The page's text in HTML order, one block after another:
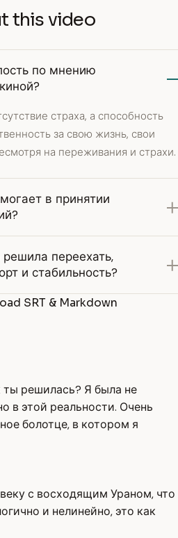
this video
по мнению
страха, а способность
за свою жизнь, свои
на переживания и страхи.
в принятии
переехать,
и стабильность?
SRT & Markdown
решилась? Я была не
в этой реальности. Очень
болотце, в котором я
с восходящим Ураном, что
и нелинейно, это как